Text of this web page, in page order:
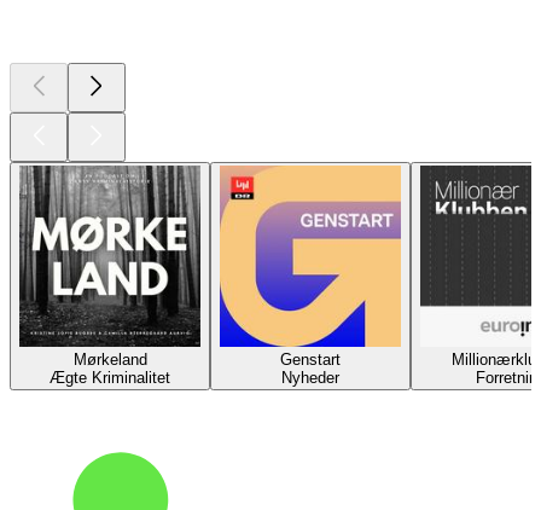
Mørkeland
Ægte Kriminalitet
Genstart
Nyheder